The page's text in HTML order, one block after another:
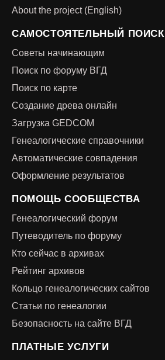
About the project (English)
САМОСТОЯТЕЛЬНЫЙ ПОИСК
Советы начинающим
Поиск по форуму ВГД
Поиск по карте
Создание древа онлайн
Загрузка GEDCOM
Генеалогические справочники
Автоматические совпадения
Оформление результатов
ПОМОЩЬ СООБЩЕСТВА
Генеалогический форум
Путеводитель по форуму
Кто сейчас в архивах
Рейтинг архивов
Кольцо генеалогических сайтов
Статьи по генеалогии
Безопасность на сайте ВГД
ПЛАТНЫЕ УСЛУГИ